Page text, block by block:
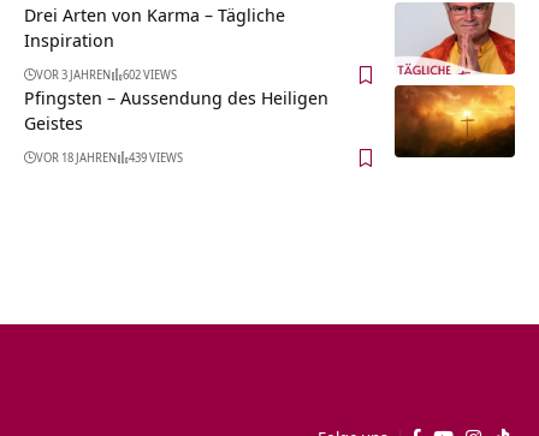
Drei Arten von Karma – Tägliche
Inspiration
VOR 3 JAHREN 602 VIEWS
Pfingsten – Aussendung des Heiligen
Geistes
VOR 18 JAHREN 439 VIEWS